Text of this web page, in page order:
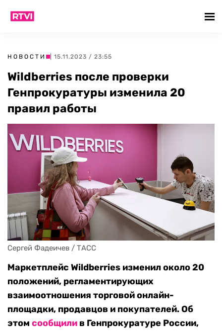
НОВОСТИ | 15.11.2023 / 23:55
Wildberries после проверки
Генпрокуратуры изменила 20
правил работы
Сергей Фадеичев / ТАСС
Маркетплейс Wildberries изменил около 20
положений, регламентирующих
взаимоотношения торговой онлайн-
площадки, продавцов и покупателей. Об
этом сообщили в Генпрокуратуре России,